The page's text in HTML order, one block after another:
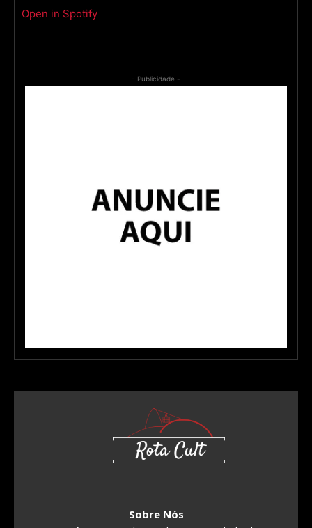
Open in Spotify
- Publicidade -
Sobre Nós